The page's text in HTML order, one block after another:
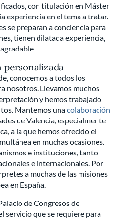
con titulación en Máster
experiencia en el tema a tratar.
se preparan a conciencia para
tienen dilatada experiencia,
personalizada
conocemos a todos los
nosotros. Llevamos muchos
y hemos trabajado
Mantemos unacolaboración
de Valencia, especialmente
a la que hemos ofrecido el
en muchas ocasiones.
e instituciones, tanto
e internacionales. Por
a muchas de las misiones
en España.
de Congresos de
servicio que se requiere para